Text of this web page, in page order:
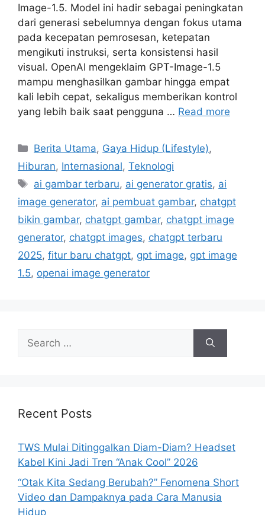
Image-1.5. Model ini hadir sebagai peningkatan
dari generasi sebelumnya dengan fokus utama
pada kecepatan pemrosesan, ketepatan
mengikuti instruksi, serta konsistensi hasil
visual. OpenAI mengeklaim GPT-Image-1.5
mampu menghasilkan gambar hingga empat
kali lebih cepat, sekaligus memberikan kontrol
yang lebih baik saat pengguna … Read more
C
a
e
g
o
r
i
s
Berita Utama, Gaya Hidup (Lifestyle),
Hiburan, Internasional, Teknologi
T
a
g
s
ai gambar terbaru, ai generator gratis, ai
image generator, ai pembuat gambar, chatgpt
bikin gambar, chatgpt gambar, chatgpt image
generator, chatgpt images, chatgpt terbaru
2025, fitur baru chatgpt, gpt image, gpt image
1.5, openai image generator
h
r
:
Recent Posts
TWS Mulai Ditinggalkan Diam-Diam? Headset
Kabel Kini Jadi Tren “Anak Cool” 2026
“Otak Kita Sedang Berubah?” Fenomena Short
Video dan Dampaknya pada Cara Manusia
Hidup